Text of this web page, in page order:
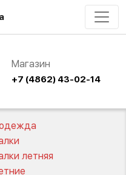
Магазин
+7 (4862) 43-02-14
летняя